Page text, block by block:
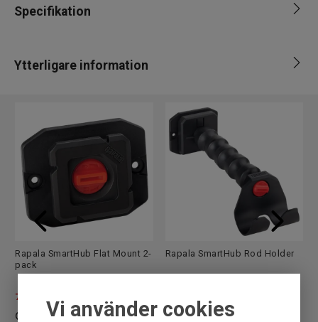
Vi använder cookies
Specifikation
Ytterligare information
Rapala SmartHub Flat Mount 2-
pack
79
Rapala SmartHub Rod Holder